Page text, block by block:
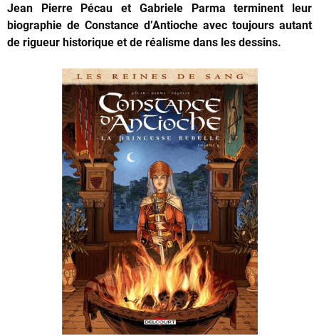
Jean Pierre Pécau et Gabriele Parma terminent leur
biographie de Constance d’Antioche avec toujours autant
de rigueur historique et de réalisme dans les dessins.